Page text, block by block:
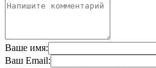
Ваше имя:
Ваш Email: